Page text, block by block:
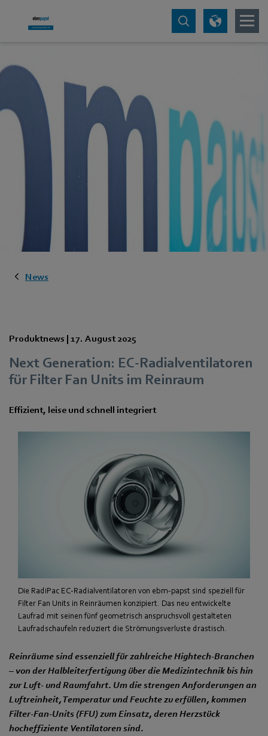
News
Produktnews | 17. August 2025
Next Generation: EC-Radialventilatoren
für Filter Fan Units im Reinraum
Effizient, leise und schnell integriert
Die RadiPac EC-Radialventilatoren von ebm-papst sind speziell für
Filter Fan Units in Reinräumen konzipiert. Das neu entwickelte
Laufrad mit seinen fünf geometrisch anspruchsvoll gestalteten
Laufradschaufeln reduziert die Strömungsverluste drastisch.
Reinräume sind essenziell für zahlreiche Hightech-Branchen
– von der Halbleiterfertigung über die Medizintechnik bis hin
zur Luft- und Raumfahrt. Um die strengen Anforderungen an
Luftreinheit, Temperatur und Feuchte zu erfüllen, kommen
Filter-Fan-Units (FFU) zum Einsatz, deren Herzstück
hocheffiziente Ventilatoren sind.